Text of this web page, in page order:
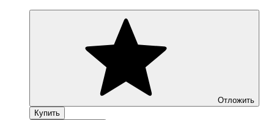
Отложить
Купить